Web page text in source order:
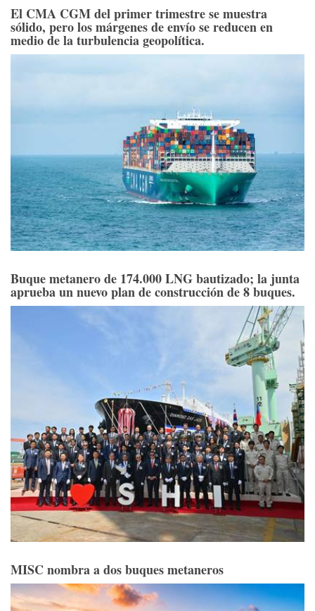
El CMA CGM del primer trimestre se muestra
sólido, pero los márgenes de envío se reducen en
medio de la turbulencia geopolítica.
Buque metanero de 174.000 LNG bautizado; la junta
aprueba un nuevo plan de construcción de 8 buques.
MISC nombra a dos buques metaneros